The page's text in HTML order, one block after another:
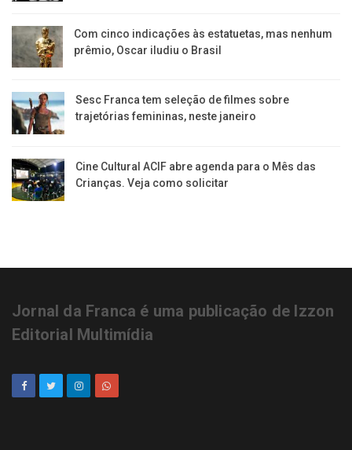
Com cinco indicações às estatuetas, mas nenhum
prêmio, Oscar iludiu o Brasil
Sesc Franca tem seleção de filmes sobre
trajetórias femininas, neste janeiro
Cine Cultural ACIF abre agenda para o Mês das
Crianças. Veja como solicitar
Jornal da Franca é uma publicação de Izzon
Editorial Multimídia